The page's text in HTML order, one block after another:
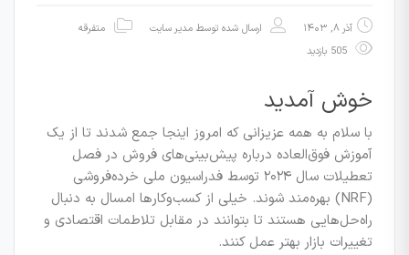
آذر ۸, ۱۴۰۳ ارسال شده توسط مدیر سایت
متفرقه
خوش آمدید
با سلام به همه عزیزانی که امروز اینجا جمع شدند تا از یک
آموزش فوق‌العاده درباره پیش‌بینی‌های فروش در فصل
تعطیلات سال ۲۰۲۴ توسط فدراسیون ملی خرده‌فروشی
(NRF) بهره‌مند شوند. خیلی از کسب‌وکارها امسال به دنبال
راه‌حل‌هایی هستند تا بتوانند در مقابل تلاطمات اقتصادی و
تغییرات بازار بهتر عمل کنند.